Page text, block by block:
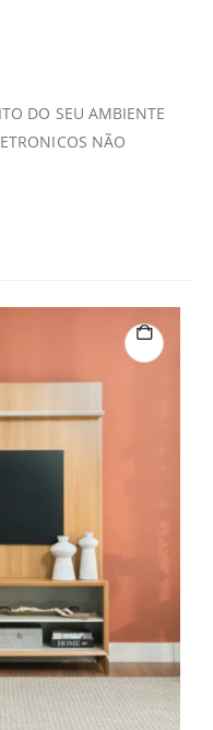
DO SEU AMBIENTE
NÃO